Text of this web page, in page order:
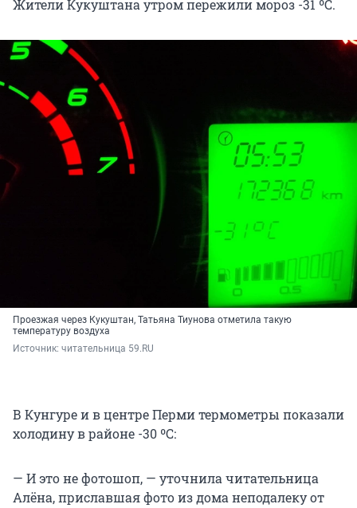
Жители Кукуштана утром пережили мороз -31 ºС.
Проезжая через Кукуштан, Татьяна Тиунова отметила такую
температуру воздуха
Источник: читательница 59.RU
В Кунгуре и в центре Перми термометры показали
холодину в районе -30 ºС:
— И это не фотошоп, — уточнила читательница
Алёна, приславшая фото из дома неподалеку от